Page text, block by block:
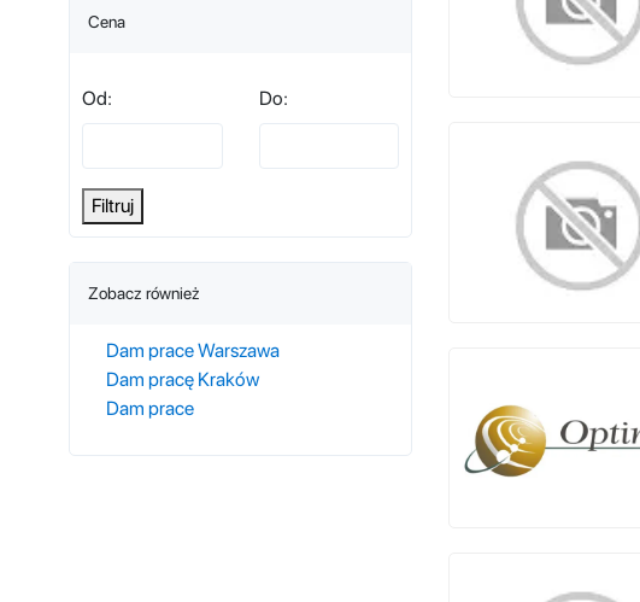
Cena
Od: Do:
Filtruj
Zobacz również
Dam prace Warszawa
Dam pracę Kraków
Dam prace